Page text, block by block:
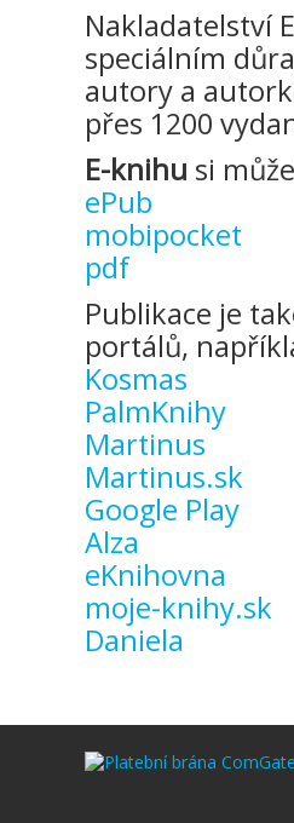
Nakladatelství
speciálním
autory a
přes 1200
E-knihu si
ePub
mobipocket
pdf
Publikace je
portálů,
Kosmas
PalmKnihy
Martinus
Martinus.sk
Google Play
Alza
eKnihovna
moje-knihy.sk
Daniela